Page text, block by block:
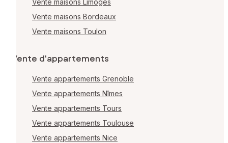
Vente maisons Limoges
Vente maisons Bordeaux
Vente maisons Toulon
Vente d'appartements
Vente appartements Grenoble
Vente appartements Nîmes
Vente appartements Tours
Vente appartements Toulouse
Vente appartements Nice